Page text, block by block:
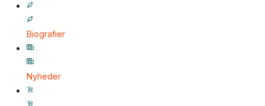
Biografier
Nyheder